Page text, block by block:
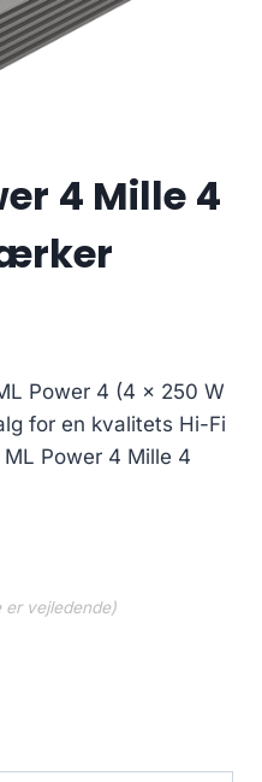
4 Mille 4
Power 4 (4 x 250 W
for en kvalitets Hi-Fi
Power 4 Mille 4
er vejledende)